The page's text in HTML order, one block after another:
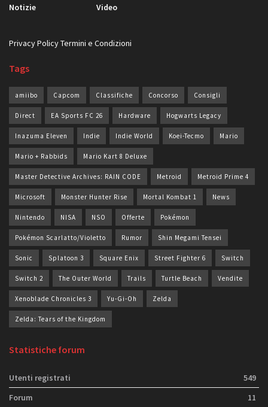
Notizie
Video
Privacy PolicyTermini e Condizioni
Tags
amiibo Capcom Classifiche Concorso Consigli
Direct EA Sports FC 26 Hardware Hogwarts Legacy
Inazuma Eleven Indie Indie World Koei-Tecmo Mario
Mario + Rabbids Mario Kart 8 Deluxe
Master Detective Archives: RAIN CODE Metroid Metroid Prime 4
Microsoft Monster Hunter Rise Mortal Kombat 1 News
Nintendo NISA NSO Offerte Pokémon
Pokémon Scarlatto/Violetto Rumor Shin Megami Tensei
Sonic Splatoon 3 Square Enix Street Fighter 6 Switch
Switch 2 The Outer World Trails Turtle Beach Vendite
Xenoblade Chronicles 3 Yu-Gi-Oh Zelda
Zelda: Tears of the Kingdom
Statistiche forum
Utenti registrati
549
Forum
11